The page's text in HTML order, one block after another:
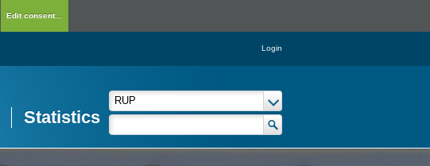
Edit consent...
Login
Statistics